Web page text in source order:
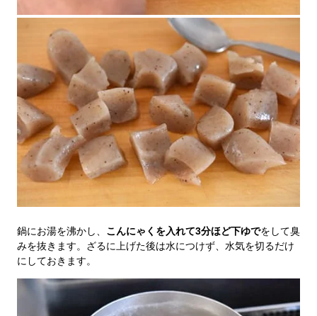
鍋にお湯を沸かし、 こんにゃくを入れて3分ほど下ゆでをして臭
みを抜きます。ざるに上げた後は水につけず、水気を切るだけ
にしておきます。